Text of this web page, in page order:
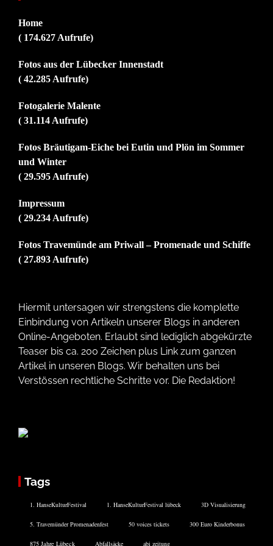
Home
( 174.627 Aufrufe)
Fotos aus der Lübecker Innenstadt
( 42.285 Aufrufe)
Fotogalerie Malente
( 31.114 Aufrufe)
Fotos Bräutigam-Eiche bei Eutin und Plön im Sommer
und Winter
( 29.595 Aufrufe)
Impressum
( 29.234 Aufrufe)
Fotos Travemünde am Priwall – Promenade und Schiffe
( 27.893 Aufrufe)
Hiermit untersagen wir strengstens die komplette
Einbindung von Artikeln unserer Blogs in anderen
Online-Angeboten. Erlaubt sind lediglich abgekürzte
Teaser bis ca. 200 Zeichen plus Link zum ganzen
Artikel in unseren Blogs. Wir behalten uns bei
Verstössen rechtliche Schritte vor. Die Redaktion!
Tags
1. HanseKulturFestival 1. HanseKulturFestival lübeck 3D Visualisierung
5. Travemünder Promenadenfest 50 voices tickets 300 Euro Kinderbonus
875 Jahre Lübeck Abfallsäcke abi zeitung